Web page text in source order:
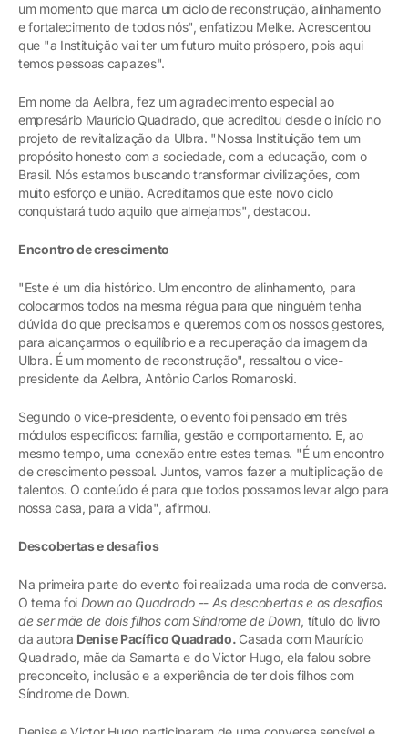
um momento que marca um ciclo de reconstrução, alinhamento
e fortalecimento de todos nós", enfatizou Melke. Acrescentou
que "a Instituição vai ter um futuro muito próspero, pois aqui
temos pessoas capazes".
Em nome da Aelbra, fez um agradecimento especial ao
empresário Maurício Quadrado, que acreditou desde o início no
projeto de revitalização da Ulbra. "Nossa Instituição tem um
propósito honesto com a sociedade, com a educação, com o
Brasil. Nós estamos buscando transformar civilizações, com
muito esforço e união. Acreditamos que este novo ciclo
conquistará tudo aquilo que almejamos", destacou.
Encontro de crescimento
"Este é um dia histórico. Um encontro de alinhamento, para
colocarmos todos na mesma régua para que ninguém tenha
dúvida do que precisamos e queremos com os nossos gestores,
para alcançarmos o equilíbrio e a recuperação da imagem da
Ulbra. É um momento de reconstrução", ressaltou o vice-
presidente da Aelbra, Antônio Carlos Romanoski.
Segundo o vice-presidente, o evento foi pensado em três
módulos específicos: família, gestão e comportamento. E, ao
mesmo tempo, uma conexão entre estes temas. "É um encontro
de crescimento pessoal. Juntos, vamos fazer a multiplicação de
talentos. O conteúdo é para que todos possamos levar algo para
nossa casa, para a vida", afirmou.
Descobertas e desafios
Na primeira parte do evento foi realizada uma roda de conversa.
O tema foi Down ao Quadrado-- As descobertas e os desafios
de ser mãe de dois filhos com Síndrome de Down, título do livro
da autora Denise Pacífico Quadrado. Casada com Maurício
Quadrado, mãe da Samanta e do Victor Hugo, ela falou sobre
preconceito, inclusão e a experiência de ter dois filhos com
Síndrome de Down.